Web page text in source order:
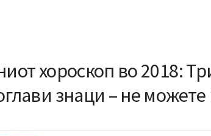
хороскоп во 2018:
знаци – не